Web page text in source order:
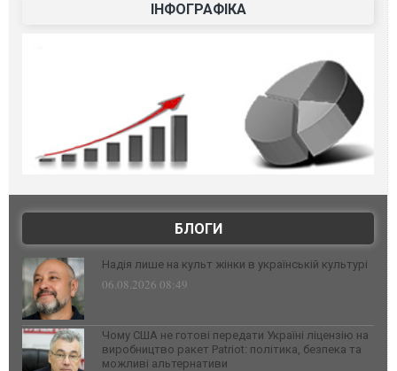
ІНФОГРАФІКА
БЛОГИ
Надія лише на культ жінки в українській культурі
06.08.2026 08:49
Чому США не готові передати Україні ліцензію на
виробництво ракет Patriot: політика, безпека та
можливі альтернативи